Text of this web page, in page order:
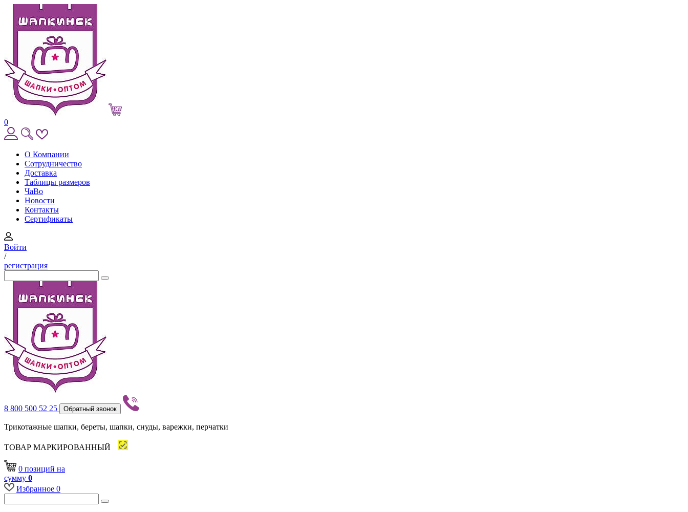
0
О Компании
Сотрудничество
Доставка
Таблицы размеров
ЧаВо
Новости
Контакты
Сертификаты
Войти
/
регистрация
8 800 500 52 25 Обратный звонок
Трикотажные шапки, береты, шапки, снуды, варежки, перчатки
ТОВАР МАРКИРОВАННЫЙ
0 позиций на
сумму 0
Избранное 0